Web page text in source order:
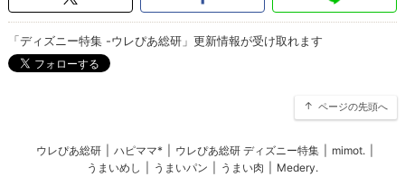
「ディズニー特集 -ウレぴあ総研」更新情報が受け取れます
ページの先頭へ
ウレぴあ総研 ハピママ* ウレぴあ総研 ディズニー特集 mimot.
うまいめし
うまいパン うまい肉 Medery.